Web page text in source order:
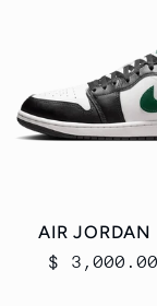
AIR JORDAN
Precio
$ 3,000.00